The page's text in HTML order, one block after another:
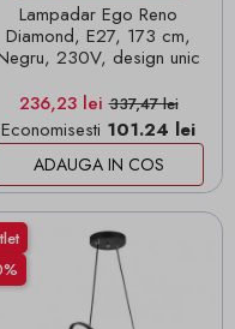
Lampadar Ego Reno
Diamond, E27, 173 cm,
230V, design unic
Pret
236,23 leiPret de baza
337,47 lei
Economisesti 101.24 lei
ADAUGA IN COS